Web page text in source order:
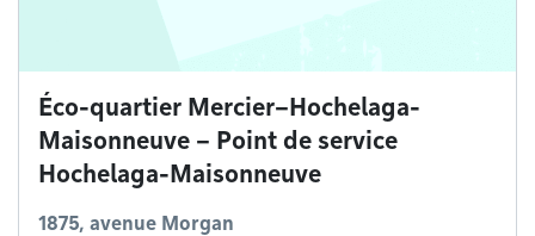
Éco-quartier Mercier–Hochelaga-
Maisonneuve – Point de service
Hochelaga-Maisonneuve
1875, avenue Morgan